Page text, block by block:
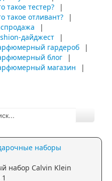
такое тестер?
|
такое отливант?
|
|
дайджест
|
гардероб
|
блог
|
магазин
|
наборы
набор Calvin Klein